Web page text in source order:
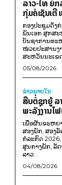
ລາວ-ໄທ ຍົ
ກຸ່ມຄໍເຊັນເຕີ
ກອງປະຊຸມດັ່ງ
ພັນເອກ ສຸກສ
ບັນຊາການທະ
ໜ່ວຍປະສານງ
ສະຫວັນນະເຂ
05/08/2026
ຂ່າວພາຍ​ໃນ
ສືບຕໍ່ຊຸກຍູ້ ລ
ພະລັງງານໄ
ເພື່ອຜັນຂະຫຍ
ສອງພັກ, ສອງ
ກໍລະກົດ
ສູນກາງພັກ, ລັ
ລາວ...
04/08/2026